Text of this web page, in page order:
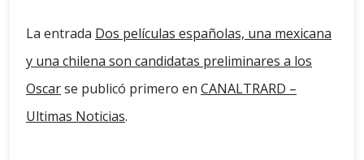
La entrada Dos películas españolas, una mexicana
y una chilena son candidatas preliminares a los
Oscarse publicó primero en CANALTRARD –
Ultimas Noticias.